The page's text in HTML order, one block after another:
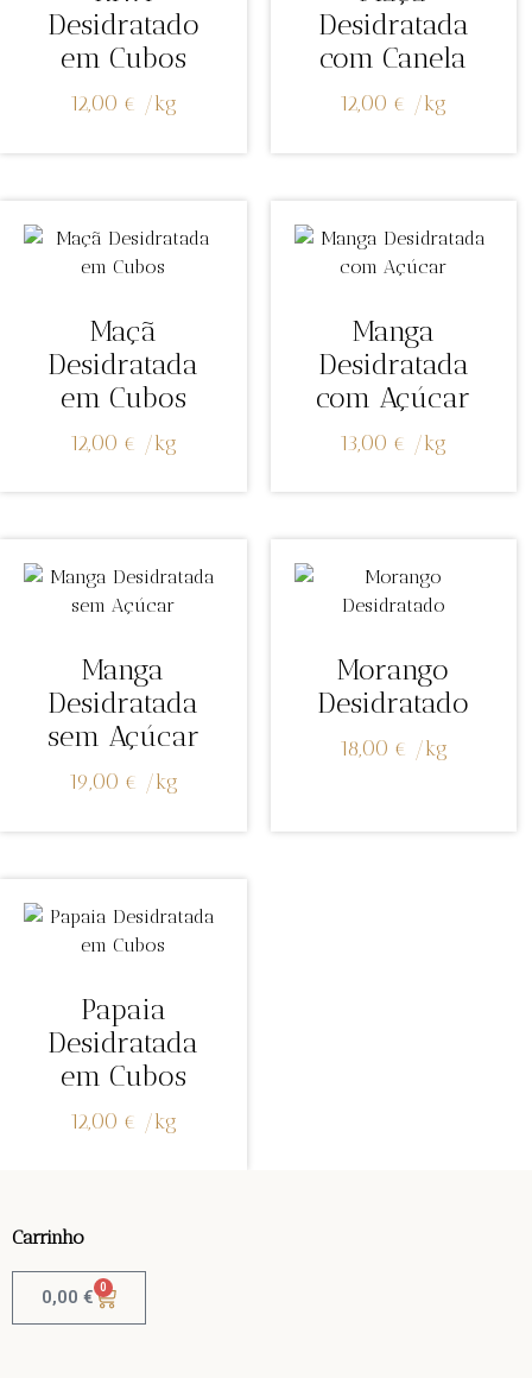
Desidratado
em Cubos
12,00 € /kg
Desidratada
com Canela
12,00 € /kg
Maçã
Desidratada
em Cubos
12,00 € /kg
Manga
Desidratada
com Açúcar
13,00 € /kg
Manga
Desidratada
sem Açúcar
19,00 € /kg
Morango
Desidratado
18,00 € /kg
Papaia
Desidratada
em Cubos
12,00 € /kg
Carrinho
0,00 € 0